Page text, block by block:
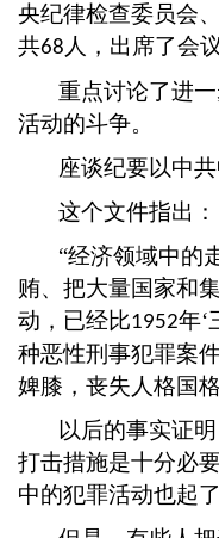
央纪律检查委员会
共68 人，出席了会议
重点讨论了进
活动的斗争。
座谈纪要以中
这个文件指出：
“经济领域中的
贿、把大量国家和
动，已经比1952年‘
种恶性刑事犯罪案
婢膝，丧失人格国
以后的事实证
打击措施是十分必
中的犯罪活动也起